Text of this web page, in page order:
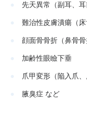
先天異常（副耳、耳
難治性皮膚潰瘍（床
顔面骨骨折（鼻骨骨
加齢性眼瞼下垂
爪甲変形（陥入爪、
腋臭症 など